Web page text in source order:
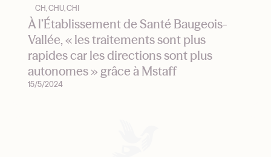
CH, CHU, CHI
À l’Établissement de Santé Baugeois-
Vallée, « les traitements sont plus
rapides car les directions sont plus
autonomes » grâce à Mstaff
15/5/2024